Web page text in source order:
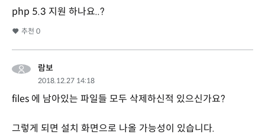
php 5.3 지원 하나요..?
추천 0
람보
2018.12.27 14:18
files 에 남아있는 파일들 모두 삭제하신적 있으신가요?
그렇게 되면 설치 화면으로 나올 가능성이 있습니다.